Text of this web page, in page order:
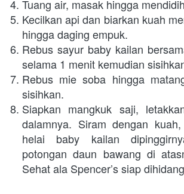
Tuang air, masak hingga
Kecilkan api dan biarkan kuah
hingga daging empuk.
Rebus sayur baby kailan
selama 1 menit kemudian
Rebus mie soba hingga
sisihkan.
Siapkan mangkuk saji,
dalamnya. Siram dengan
helai baby kailan
potongan daun bawang di
Sehat ala Spencer’s siap